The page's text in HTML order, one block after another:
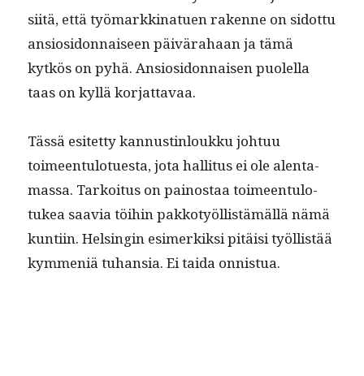
siitä, että työ­markki­nat­uen rakenne on sidot­tu
ansiosi­don­naiseen päivära­haan ja tämä
kytkös on pyhä. Ansiosi­don­naisen puolel­la
taas on kyl­lä korjattavaa.
Tässä esitet­ty kan­nustin­loukku johtuu
toimeen­tu­lotues­ta, jota hal­li­tus ei ole alen­ta­
mas­sa. Tarkoi­tus on pain­os­taa toimeen­tu­lo­
tukea saavia töi­hin pakko­työl­listämäl­lä nämä
kun­ti­in. Helsin­gin esimerkik­si pitäisi työl­listää
kym­meniä tuhan­sia. Ei tai­da onnistua.